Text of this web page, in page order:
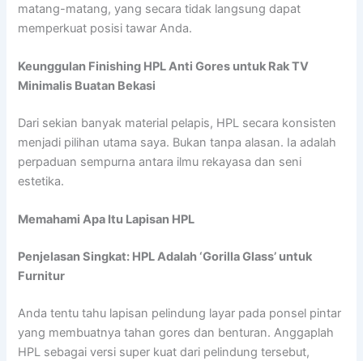
matang-matang, yang secara tidak langsung dapat
memperkuat posisi tawar Anda.
Keunggulan Finishing HPL Anti Gores untuk Rak TV
Minimalis Buatan Bekasi
Dari sekian banyak material pelapis, HPL secara konsisten
menjadi pilihan utama saya. Bukan tanpa alasan. Ia adalah
perpaduan sempurna antara ilmu rekayasa dan seni
estetika.
Memahami Apa Itu Lapisan HPL
Penjelasan Singkat: HPL Adalah ‘Gorilla Glass’ untuk
Furnitur
Anda tentu tahu lapisan pelindung layar pada ponsel pintar
yang membuatnya tahan gores dan benturan. Anggaplah
HPL sebagai versi super kuat dari pelindung tersebut,